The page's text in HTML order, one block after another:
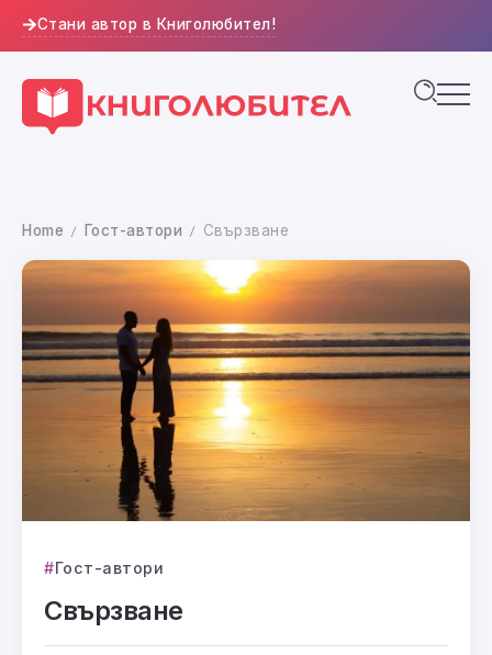
Стани автор в Книголюбител!
Home / Гост-автори / Свързване
Гост-автори
Свързване